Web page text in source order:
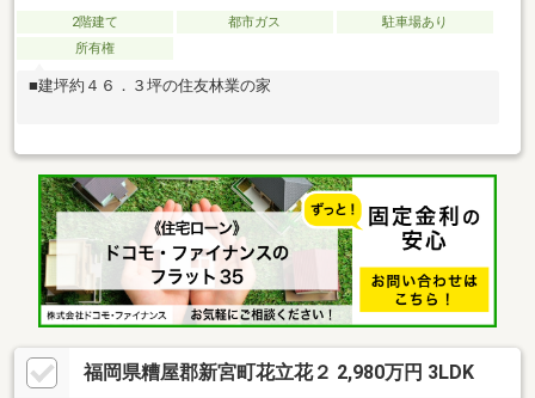
2階建て 都市ガス
駐車場あり
所有権
■建坪約４６．３坪の住友林業の家
福岡県糟屋郡新宮町花立花２ 2,980万円 3LDK